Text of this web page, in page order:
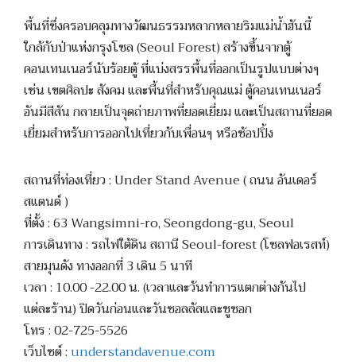
พื้นที่ซึ่งครอบคลุมทางวัฒนธรรมหลากหลายริมแม่น้ำฮันนี้
ใกล้กับป่าแห่งกรุงโซล (Seoul Forest) สร้างขึ้นจากตู้
คอนเทนเนอร์นับร้อยตู้ ที่แบ่งสรรพื้นที่ออกเป็นรูปแบบต่างๆ
เช่น เขตศิลปะ สังคม และพื้นที่สำหรับคุณแม่ ตู้คอนเทนเนอร์
อันมีสีสัน กลายเป็นจุดถ่ายภาพที่ยอดเยี่ยม และเป็นสถานที่ยอด
เยี่ยมสำหรับการออกไปเที่ยวกับเพื่อนๆ หรือช้อปปิ้ง
สถานที่ท่องเที่ยว : Under Stand Avenue ( ถนน อันเดอร์
สแตนด์ )
ที่ตั้ง : 63 Wangsimni-ro, Seongdong-gu, Seoul
การเดินทาง : รถไฟใต้ดิน สถานี Seoul-forest (โซลฟอเรสท์)
สายมุนดัง ทางออกที่ 3 เดิน 5 นาที
เวลา : 10.00 -22.00 น. (เวลาและวันทำการแตกต่างกันไป
แต่ละร้าน) ปิดวันก่อนและวันซอลลัลและชูซอก
โทร : 02-725-5526
เว็บไซต์ : understandavenue.com